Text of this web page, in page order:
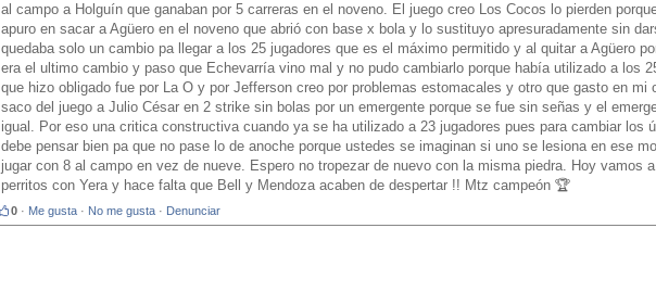
al campo a Holguín que ganaban por 5 carreras en el noveno. El juego creo Los Cocos lo pierden
apuro en sacar a Agüero en el noveno que abrió con base x bola y lo sustituyo apresuradamente sin
quedaba solo un cambio pa llegar a los 25 jugadores que es el máximo permitido y al quitar a Agüero
era el ultimo cambio y paso que Echevarría vino mal y no pudo cambiarlo porque había utilizado a los
que hizo obligado fue por La O y por Jefferson creo por problemas estomacales y otro que gasto en mi
saco del juego a Julio César en 2 strike sin bolas por un emergente porque se fue sin señas y el
igual. Por eso una critica constructiva cuando ya se ha utilizado a 23 jugadores pues para cambiar los
debe pensar bien pa que no pase lo de anoche porque ustedes se imaginan si uno se lesiona en ese
jugar con 8 al campo en vez de nueve. Espero no tropezar de nuevo con la misma piedra. Hoy vamos
perritos con Yera y hace falta que Bell y Mendoza acaben de despertar !! Mtz campeón 🏆
0 · Me gusta · No me gusta · Denunciar